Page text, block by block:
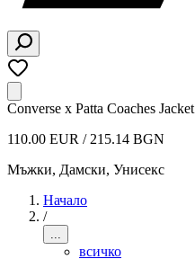
Converse x Patta Coaches Jacket
110.00 EUR / 215.14 BGN
Мъжки, Дамски, Унисекс
Начало
/
...
всичко